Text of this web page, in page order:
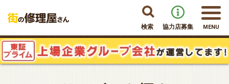
検索 協力店募集 MENU